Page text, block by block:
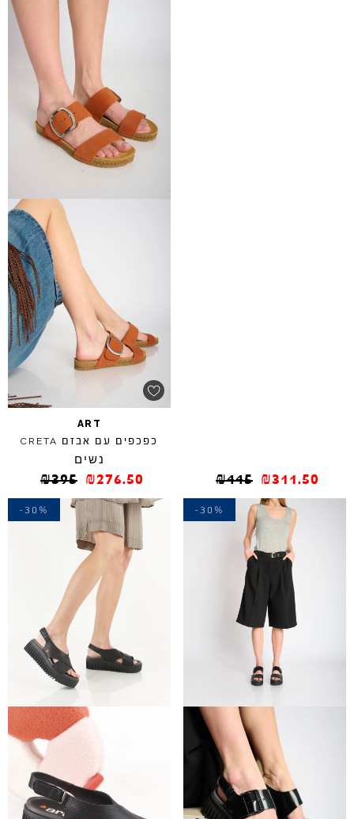
₪445 ₪311.50
ART
כפכפים עם אבזם CRETA
נשים
₪395 ₪276.50
-30%
-30%